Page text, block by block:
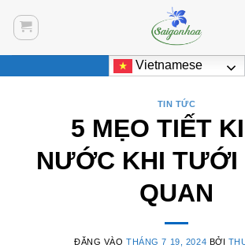
Vietnamese
TIN TỨC
5 MẸO TIẾT
NƯỚC KHI TƯỚI
QUAN
ĐĂNG VÀOTHÁNG 7 19, 2024 BỞI